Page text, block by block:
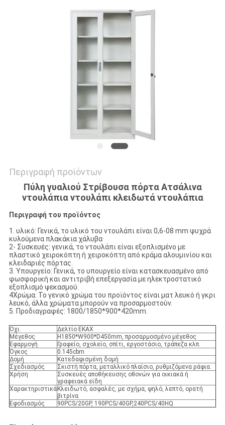
Περιγραφή προϊόντων
Πύλη γυαλιού Στρίβουσα πόρτα Ατσάλινα
ντουλάπια ντουλάπι κλειδωτά ντουλάπια
Περιγραφή του προϊόντος
1. υλικό: Γενικά, το υλικό του ντουλάπι είναι 0,6-08 mm ψυχρά
κυλούμενα πλακάκια χάλυβα·
2- Συσκευές: γενικά, το ντουλάπι είναι εξοπλισμένο με
πλαστικό χειροκόπτη ή χειροκόπτη από κράμα αλουμινίου και
κλειδαριές πόρτας.
3. Υπουργείο: Γενικά, το υπουργείο είναι κατασκευασμένο από
φωσφορική και αντιτριβή επεξεργασία με ηλεκτροστατικό
εξοπλισμό ψεκασμού.
4Χρώμα: Το γενικό χρώμα του προϊόντος είναι ματ λευκό ή γκρι
λευκό, άλλα χρώματα μπορούν να προσαρμοστούν.
5. Προδιαγραφές: 1800/1850*900*420mm.
Οχι.
Δελτίο ΕΚΑΧ
Μέγεθος
H1850*W900*D450mm, προσαρμοσμένο μέγεθος
Εφαρμογή
Γραφείο, σχολείο, σπίτι, εργοστάσιο, τράπεζα κλπ.
Όγκος
0.145cbm
Δομή
Κατεδαφισμένη δομή
Σχεδιασμός
Σκιστή πόρτα, μεταλλικό πλαίσιο, ρυθμιζόμενα ράφια.
Χρήση
Συσκευές αποθήκευσης οθονών για οικιακά ή
γραφειακά είδη
Χαρακτηριστικά Κλειδωτό, ασφαλές, με σχήμα, ψηλό, λεπτό, ορατή
βιτρίνα.
Εφοδιασμός
90PCS/20GP, 190PCS/40GP,240PCS/40HQ